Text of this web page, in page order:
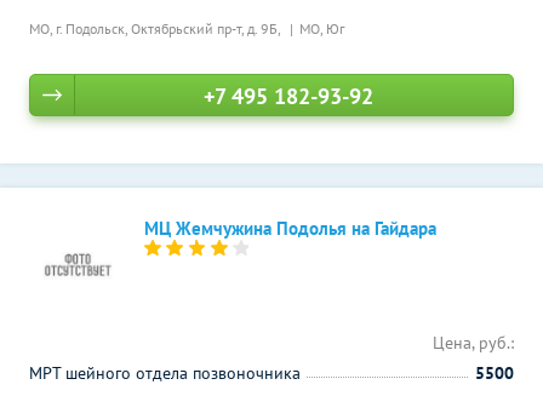
МО, г. Подольск, Октябрьский пр-т, д. 9Б, МО, Юг
+7 495 182-93-92
МЦ Жемчужина Подолья на Гайдара
Цена, руб.:
МРТ шейного отдела позвоночника
5500